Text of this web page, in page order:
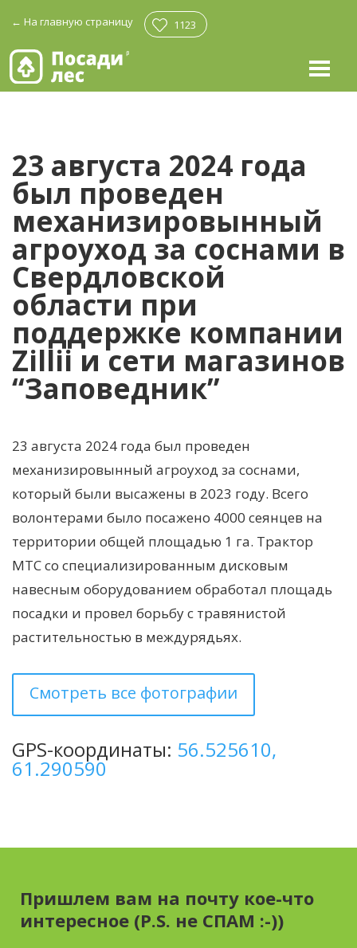
← На главную страницу 1123
23 августа 2024 года
был проведен
механизировынный
агроуход за соснами в
Свердловской
области при
поддержке компании
Zillii и сети магазинов
“Заповедник”
23 августа 2024 года был проведен
механизировынный агроуход за соснами,
который были высажены в 2023 году. Всего
волонтерами было посажено 4000 сеянцев на
территории общей площадью 1 га. Трактор
МТС со специализированным дисковым
навесным оборудованием обработал площадь
посадки и провел борьбу с травянистой
растительностью в междурядьях.
Смотреть все фотографии
GPS-координаты: 56.525610,
61.290590
Пришлем вам на почту кое-что
интересное (P.S. не СПАМ :-))